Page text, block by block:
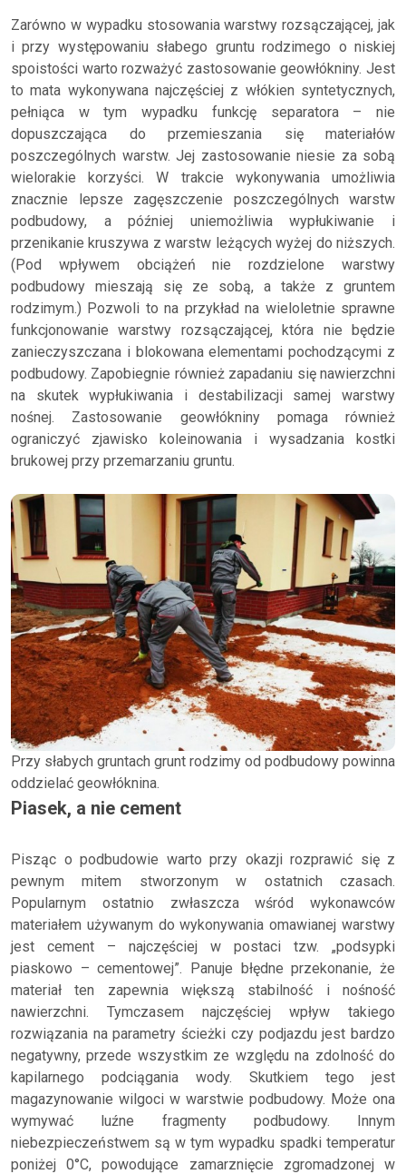
Zarówno w wypadku stosowania warstwy rozsączającej, jak
i przy występowaniu słabego gruntu rodzimego o niskiej
spoistości warto rozważyć zastosowanie geowłókniny. Jest
to mata wykonywana najczęściej z włókien syntetycznych,
pełniąca w tym wypadku funkcję separatora – nie
dopuszczająca do przemieszania się materiałów
poszczególnych warstw. Jej zastosowanie niesie za sobą
wielorakie korzyści. W trakcie wykonywania umożliwia
znacznie lepsze zagęszczenie poszczególnych warstw
podbudowy, a później uniemożliwia wypłukiwanie i
przenikanie kruszywa z warstw leżących wyżej do niższych.
(Pod wpływem obciążeń nie rozdzielone warstwy
podbudowy mieszają się ze sobą, a także z gruntem
rodzimym.) Pozwoli to na przykład na wieloletnie sprawne
funkcjonowanie warstwy rozsączającej, która nie będzie
zanieczyszczana i blokowana elementami pochodzącymi z
podbudowy. Zapobiegnie również zapadaniu się nawierzchni
na skutek wypłukiwania i destabilizacji samej warstwy
nośnej. Zastosowanie geowłókniny pomaga również
ograniczyć zjawisko koleinowania i wysadzania kostki
brukowej przy przemarzaniu gruntu.
Przy słabych gruntach grunt rodzimy od podbudowy powinna
oddzielać geowłóknina.
Piasek, a nie cement
Pisząc o podbudowie warto przy okazji rozprawić się z
pewnym mitem stworzonym w ostatnich czasach.
Popularnym ostatnio zwłaszcza wśród wykonawców
materiałem używanym do wykonywania omawianej warstwy
jest cement – najczęściej w postaci tzw. „podsypki
piaskowo – cementowej”. Panuje błędne przekonanie, że
materiał ten zapewnia większą stabilność i nośność
nawierzchni. Tymczasem najczęściej wpływ takiego
rozwiązania na parametry ścieżki czy podjazdu jest bardzo
negatywny, przede wszystkim ze względu na zdolność do
kapilarnego podciągania wody. Skutkiem tego jest
magazynowanie wilgoci w warstwie podbudowy. Może ona
wymywać luźne fragmenty podbudowy. Innym
niebezpieczeństwem są w tym wypadku spadki temperatur
poniżej 0°C, powodujące zamarznięcie zgromadzonej w